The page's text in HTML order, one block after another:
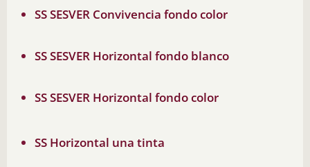
SS SESVER Convivencia fondo color
SS SESVER Horizontal fondo blanco
SS SESVER Horizontal fondo color
SS Horizontal una tinta